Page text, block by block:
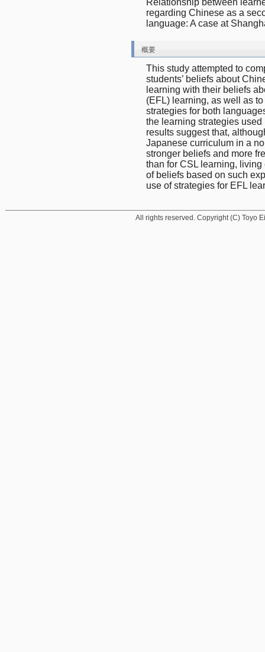
Relationship between
regarding Chinese as a
language: A case at
概要
This study attempted to
students’ beliefs about
learning with their beliefs
(EFL) learning, as well as
strategies for both
the learning strategies
results suggest that,
Japanese curriculum in a
stronger beliefs and more
than for CSL learning,
of beliefs based on such
use of strategies for EFL